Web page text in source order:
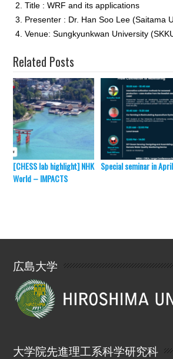
Title : WRF and its applications
Presenter : Dr. Han Soo Lee (Saitama
Venue: Sungkyunkwan University
Related Posts
[CHESS lab highlight] NHK
World – IMPACTS
Special seminar in
広島大学
大学院先進理工系科学研究科